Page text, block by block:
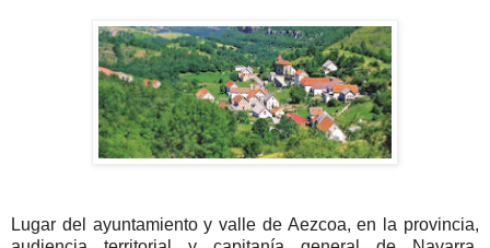
Lugar del ayuntamiento y valle de Aezcoa, en la provincia,